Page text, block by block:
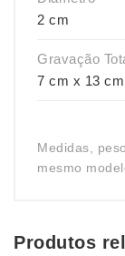
2 cm
Gravação
7 cm x 13 cm
Medidas,
mesmo
Produtos